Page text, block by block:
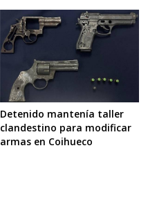
Detenido mantenía taller
clandestino para modificar
armas en Coihueco